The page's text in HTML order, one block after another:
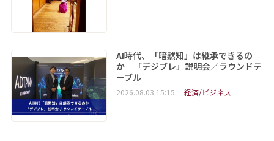
AI時代、「暗黙知」は継承できるの
か 「デジブレ」説明会／ラウンドテ
ーブル
2026.08.03 15:15 経済/ビジネス